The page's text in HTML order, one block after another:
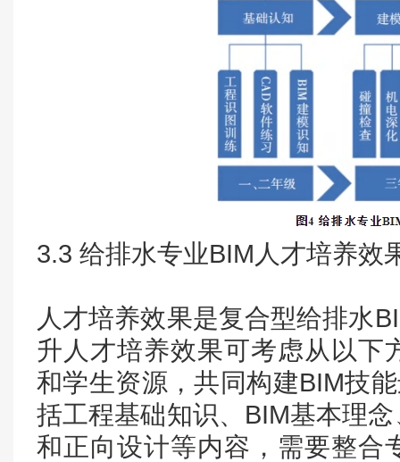
3.3 给排水专业BIM人才培养效
人才培养效果是复合型给排水
升人才培养效果可考虑从以下
和学生资源，共同构建BIM技
括工程基础知识、BIM基本理
和正向设计等内容，需要整合